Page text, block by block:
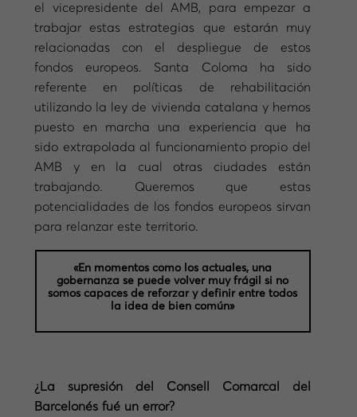
el vicepresidente del AMB, para empezar a
trabajar estas estrategias que estarán muy
relacionadas con el despliegue de estos
fondos europeos. Santa Coloma ha sido
referente en políticas de rehabilitación
utilizando la ley de vivienda catalana y hemos
puesto en marcha una experiencia que ha
sido extrapolada al funcionamiento propio del
AMB y en la cual otras ciudades están
trabajando. Queremos que estas
potencialidades de los fondos europeos sirvan
para relanzar este territorio.
«En momentos como los actuales, una
gobernanza se puede volver muy frágil si no
somos capaces de reforzar y definir entre todos
la idea de bien común»
¿La supresión del Consell Comarcal del
Barcelonés fué un error?